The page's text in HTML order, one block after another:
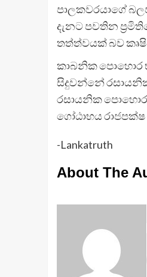
පාලකවරයාගේ
දැනට පවතින
තත්ත්වයක් බව කෘෂි
කාබනික පොහොර
සිදුවන්නේ
රසායනික පොහොර
ගෝඨාභය
-Lankatruth
About The